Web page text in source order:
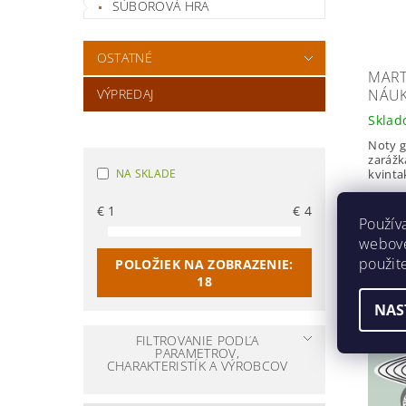
SÚBOROVÁ HRA
OSTATNÉ
VÝPREDAJ
NA SKLADE
€ 1 €4
POLOŽIEK NA ZOBRAZENIE:
18
FILTROVANIE PODĽA
PARAMETROV,
CHARAKTERISTÍK A VÝROBCOV
Noty